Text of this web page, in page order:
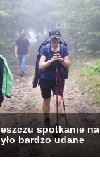
spotkanie na
bardzo udane